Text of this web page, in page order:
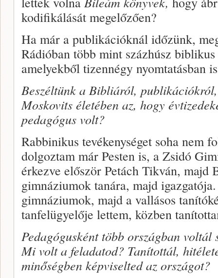
kodifikálását megelőzően?
Ha már a publikációknál időzünk,
Rádióban több mint százhúsz
amelyekből tizennégy nyomtatásban
Beszéltünk a Bibliáról,
Moskovits életében az, hogy
pedagógus volt?
Rabbinikus tevékenységet soha nem
dolgoztam már Pesten is, a Zsidó
érkezve először Petách Tikván, majd
gimnáziumok tanára, majd
gimnáziumok, majd a vallásos
tanfelügyelője lettem, közben
Pedagógusként több országban
Mi volt a feladatod? Tanítottál,
minőségben képviselted az országot?